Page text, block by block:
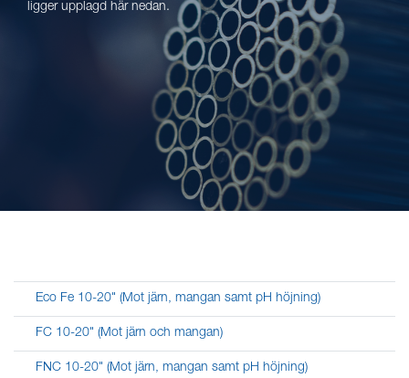
ligger upplagd här nedan.
Eco Fe 10-20" (Mot järn, mangan samt pH höjning)
FC 10-20" (Mot järn och mangan)
FNC 10-20" (Mot järn, mangan samt pH höjning)